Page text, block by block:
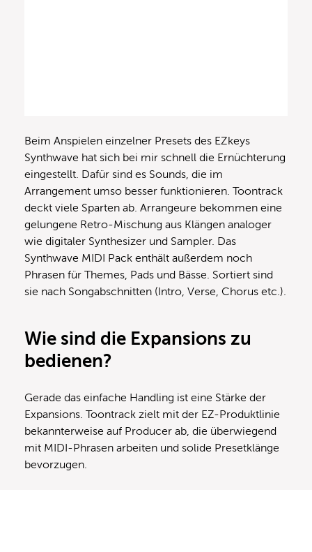
Beim Anspielen einzelner Presets des EZkeys
Synthwave hat sich bei mir schnell die Ernüchterung
eingestellt. Dafür sind es Sounds, die im
Arrangement umso besser funktionieren. Toontrack
deckt viele Sparten ab. Arrangeure bekommen eine
gelungene Retro-Mischung aus Klängen analoger
wie digitaler Synthesizer und Sampler. Das
Synthwave MIDI Pack enthält außerdem noch
Phrasen für Themes, Pads und Bässe. Sortiert sind
sie nach Songabschnitten (Intro, Verse, Chorus etc.).
Wie sind die Expansions zu
bedienen?
Gerade das einfache Handling ist eine Stärke der
Expansions. Toontrack zielt mit der EZ-Produktlinie
bekannterweise auf Producer ab, die überwiegend
mit MIDI-Phrasen arbeiten und solide Presetklänge
bevorzugen.